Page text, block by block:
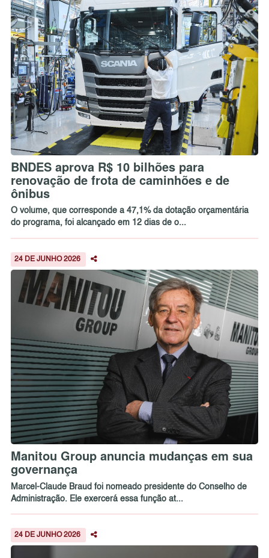
BNDES aprova R$ 10 bilhões para
renovação de frota de caminhões e de
ônibus
O volume, que corresponde a 47,1% da dotação orçamentária
do programa, foi alcançado em 12 dias de o...
24 DE JUNHO 2026
Manitou Group anuncia mudanças em sua
governança
Marcel-Claude Braud foi nomeado presidente do Conselho de
Administração. Ele exercerá essa função at...
24 DE JUNHO 2026